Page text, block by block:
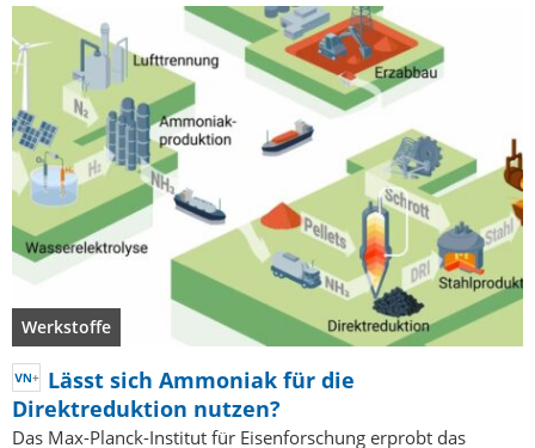
Werkstoffe
Lässt sich Ammoniak für die
Direktreduktion nutzen?
Das Max-Planck-Institut für Eisenforschung erprobt das